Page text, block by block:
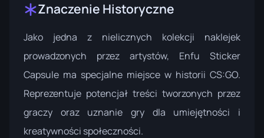
Znaczenie Historyczne
Jako jedna z nielicznych kolekcji naklejek
prowadzonych przez artystów, Enfu Sticker
Capsule ma specjalne miejsce w historii CS:GO.
Reprezentuje potencjał treści tworzonych przez
graczy oraz uznanie gry dla umiejętności i
kreatywności społeczności.